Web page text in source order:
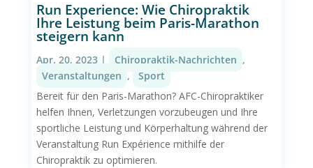
Run Experience: Wie Chiropraktik
Ihre Leistung beim Paris-Marathon
steigern kann
Apr. 20, 2023| Chiropraktik-Nachrichten ,
Veranstaltungen ,
Sport
Bereit für den Paris-Marathon? AFC-Chiropraktiker
helfen Ihnen, Verletzungen vorzubeugen und Ihre
sportliche Leistung und Körperhaltung während der
Veranstaltung Run Expérience mithilfe der
Chiropraktik zu optimieren.